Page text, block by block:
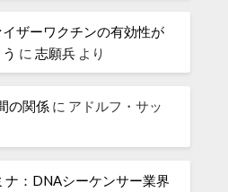
ザーワクチンの有効性が
に志願兵 より
の関係 に アドルフ・サッ
ナ：DNAシーケンサー業界